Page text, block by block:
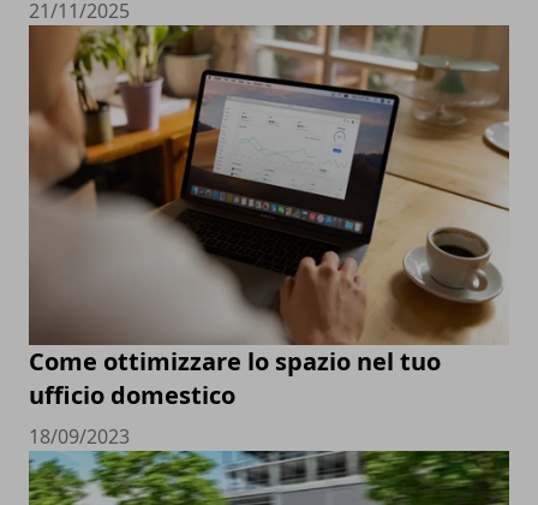
21/11/2025
Come ottimizzare lo spazio nel tuo
ufficio domestico
18/09/2023